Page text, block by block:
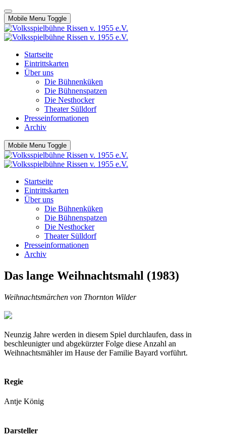
Mobile Menu Toggle
Startseite
Eintrittskarten
Über uns
Die Bühnenküken
Die Bühnenspatzen
Die Nesthocker
Theater Sülldorf
Presseinformationen
Archiv
Mobile Menu Toggle
Startseite
Eintrittskarten
Über uns
Die Bühnenküken
Die Bühnenspatzen
Die Nesthocker
Theater Sülldorf
Presseinformationen
Archiv
Das lange Weihnachtsmahl (1983)
Weihnachtsmärchen von Thornton Wilder
Neunzig Jahre werden in diesem Spiel durchlaufen, dass in
beschleunigter und abgekürzter Folge diese Anzahl an
Weihnachtsmähler im Hause der Familie Bayard vorführt.
Regie
Antje König
Darsteller